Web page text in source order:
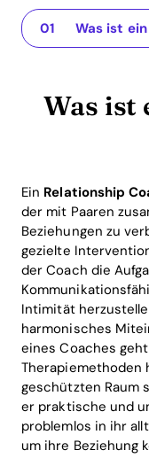
Was ist
Was ist
Ein Relationship
der mit Paaren
Beziehungen zu
gezielte
der Coach die
Intimität
harmonisches
eines Coaches
Therapiemethoden
geschützten
er praktische und
problemlos in ihr
um ihre Beziehung